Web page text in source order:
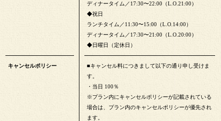
ディナータイム／17:30〜22:00（L.O.21:00）
◆祝日
ランチタイム／11:30〜15:00（L.O.14:00）
ディナータイム／17:30〜21:00（L.O.20:00）
◆日曜日（定休日）
キャンセルポリシー
■キャンセル料につきまして以下の通り申し受けま
す。
・当日 100％
※プラン内にキャンセルポリシーが記載されている
場合は、プラン内のキャンセルポリシーが優先され
ます。